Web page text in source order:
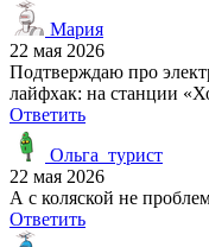
Мария
22 мая 2026
Подтверждаю про
лайфхак: на станции
Ответить
Ольга_турист
22 мая 2026
А с коляской не
Ответить